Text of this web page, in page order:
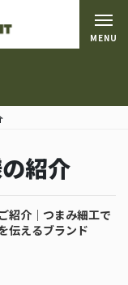
紹介
紹介｜つまみ細工で
伝えるブランド
MENU